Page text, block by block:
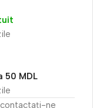
50 MDL
ne